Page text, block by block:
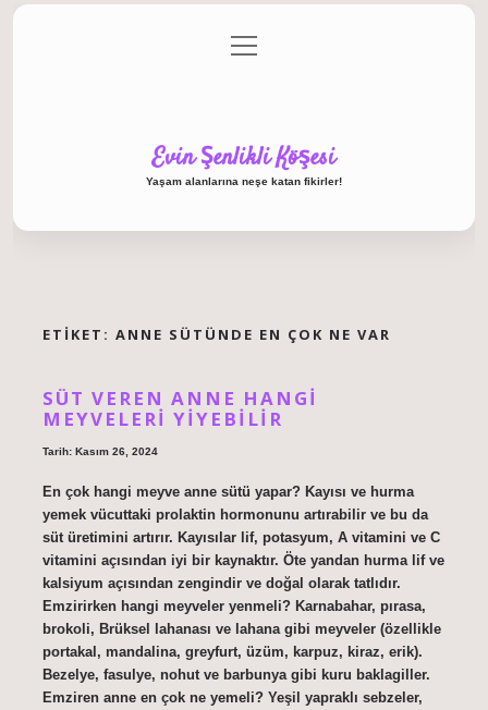
Gizlilik Politikası
menüyü
aç
Evin Şenlikli Köşesi
Yaşam alanlarına neşe katan fikirler!
ETIKET: ANNE SÜTÜNDE EN ÇOK NE VAR
SÜT VEREN ANNE HANGI
MEYVELERI YIYEBILIR
Tarih: Kasım 26, 2024
En çok hangi meyve anne sütü yapar? Kayısı ve hurma
yemek vücuttaki prolaktin hormonunu artırabilir ve bu da
süt üretimini artırır. Kayısılar lif, potasyum, A vitamini ve C
vitamini açısından iyi bir kaynaktır. Öte yandan hurma lif ve
kalsiyum açısından zengindir ve doğal olarak tatlıdır.
Emzirirken hangi meyveler yenmeli? Karnabahar, pırasa,
brokoli, Brüksel lahanası ve lahana gibi meyveler (özellikle
portakal, mandalina, greyfurt, üzüm, karpuz, kiraz, erik).
Bezelye, fasulye, nohut ve barbunya gibi kuru baklagiller.
Emziren anne en çok ne yemeli? Yeşil yapraklı sebzeler,